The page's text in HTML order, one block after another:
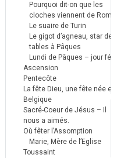
Pourquoi dit-on que les
cloches viennent de Rome ?
Le suaire de Turin
Le gigot d’agneau, star des
tables à Pâques
Lundi de Pâques – jour férié
Ascension
Pentecôte
La fête Dieu, une fête née en
Belgique
Sacré-Coeur de Jésus – Il
nous a aimés.
Où fêter l’Assomption
Marie, Mère de l’Eglise
Toussaint